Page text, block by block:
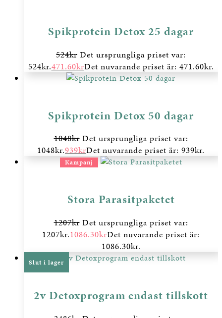
Spikprotein Detox 25 dagar
524kr Det ursprungliga priset var:
524kr.471.60krDet nuvarande priset är: 471.60kr.
Spikprotein Detox 50 dagar
1048kr Det ursprungliga priset var:
1048kr.939krDet nuvarande priset är: 939kr.
Kampanj
Stora Parasitpaketet
1207kr Det ursprungliga priset var:
1207kr.1086.30krDet nuvarande priset är:
1086.30kr.
Slut i lager
2v Detoxprogram endast tillskott